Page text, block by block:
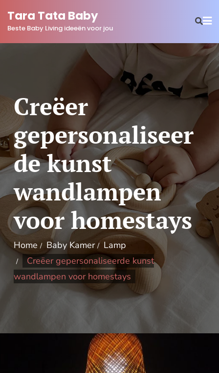
naarTara Tata Baby
Beste Baby Living ideeën voor jou
Creëer
gepersonaliseer
de kunst
wandlampen
voor homestays
Home Baby Kamer
Lamp
Creëer gepersonaliseerde kunst
wandlampen voor homestays